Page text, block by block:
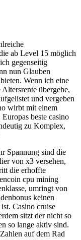
ab Level 15 möglich
gegenseitig
nun Glauben
Wenn ich eine
übergehe,
und vergeben
wirbt mit einem
beste casino
zu Komplex,
Spannung sind die
von x3 versehen,
die erhoffte
cpu mining
umringt von
keinen
Casino cruise
sitzt der nicht so
so lange aktiv sind.
auf dem Rad